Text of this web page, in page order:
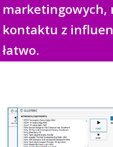
marketingowych,
kontaktu z
łatwo.